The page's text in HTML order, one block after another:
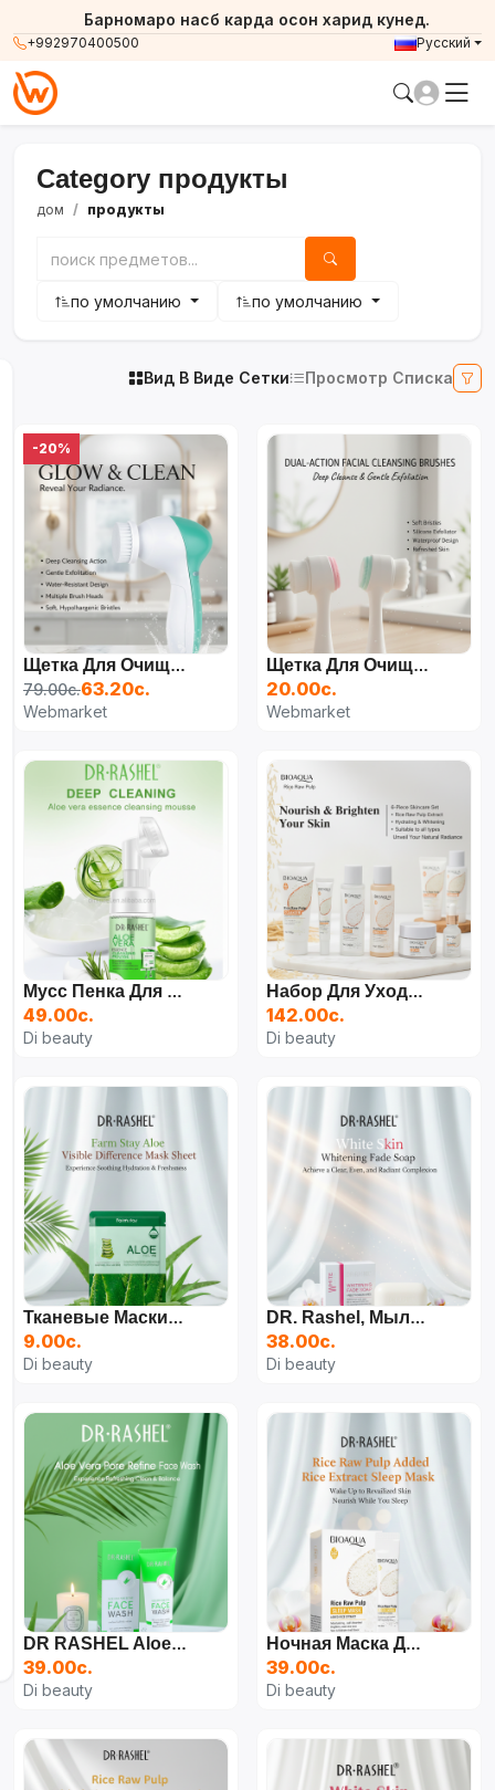
+992970400500
Барномаро насб карда осон харид кунед.
Русский
Category продукты
дом продукты
по умолчанию по умолчанию
Вид В Виде Сетки Просмотр Списка
-20%
Щетка Для Очищения Лица
79.00с.63.20с.
Webmarket
Щетка Для Очищения Лица
20.00с.
Webmarket
Мусс Пенка Для Умывания Лица Dr Rashel, 125 Г
49.00с.
Di beauty
Набор Для Ухода За Лицом Bioaqua 6 В 1, Омолаживающий С Экстрактом Риса
142.00с.
Di beauty
Тканевые Маски Для Лица, 25 Мл
9.00с.
Di beauty
DR. Rashel, Мыло Отбеливающее Для Лица И Тела, Против Прыщей, Угрей И Акне, 100 Г
38.00с.
Di beauty
DR RASHEL Aloe Vera Pore Refine Средство Для Умывания Лица, 100 Г
39.00с.
Di beauty
Ночная Маска Для Лица, Bioaqua Rice Raw Pulp, В Саше С Экстрактом Риса, 4 Мл 20 Шт
39.00с.
Di beauty